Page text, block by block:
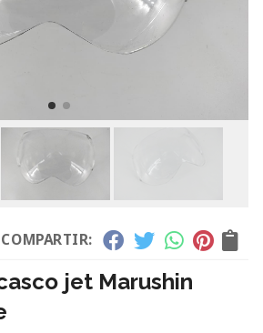
COMPARTIR:
jet Marushin